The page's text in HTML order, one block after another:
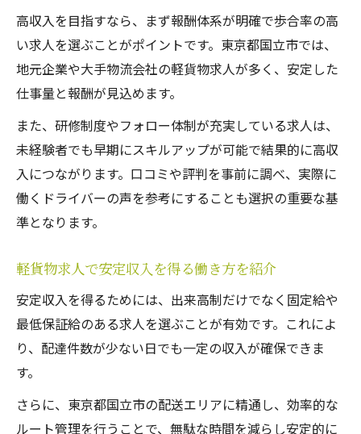
高収入を目指すなら、まず報酬体系が明確で歩合率の高
い求人を選ぶことがポイントです。東京都国立市では、
地元企業や大手物流会社の軽貨物求人が多く、安定した
仕事量と報酬が見込めます。
また、研修制度やフォロー体制が充実している求人は、
未経験者でも早期にスキルアップが可能で結果的に高収
入につながります。口コミや評判を事前に調べ、実際に
働くドライバーの声を参考にすることも選択の重要な基
準となります。
軽貨物求人で安定収入を得る働き方を紹介
安定収入を得るためには、出来高制だけでなく固定給や
最低保証給のある求人を選ぶことが有効です。これによ
り、配達件数が少ない日でも一定の収入が確保できま
す。
さらに、東京都国立市の配送エリアに精通し、効率的な
ルート管理を行うことで、無駄な時間を減らし安定的に